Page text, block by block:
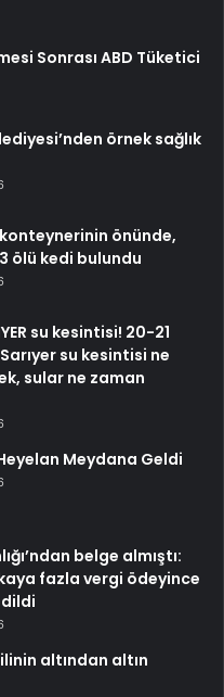
Sonrası ABD Tüketici
örnek sağlık
önünde,
ölü kedi bulundu
su kesintisi! 20-21
su kesintisi ne
sular ne zaman
Meydana Geldi
belge almıştı:
fazla vergi ödeyince
ilinin altından altın